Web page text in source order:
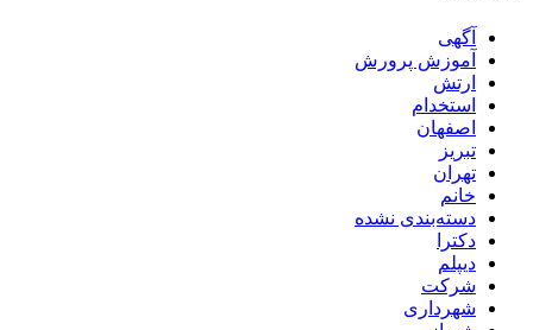
آگهی
آموزش پرورش
ارتش
استخدام
اصفهان
تبریز
تهران
خانم
دسته‌بندی نشده
دکترا
دیپلم
شرکت
شهرداری